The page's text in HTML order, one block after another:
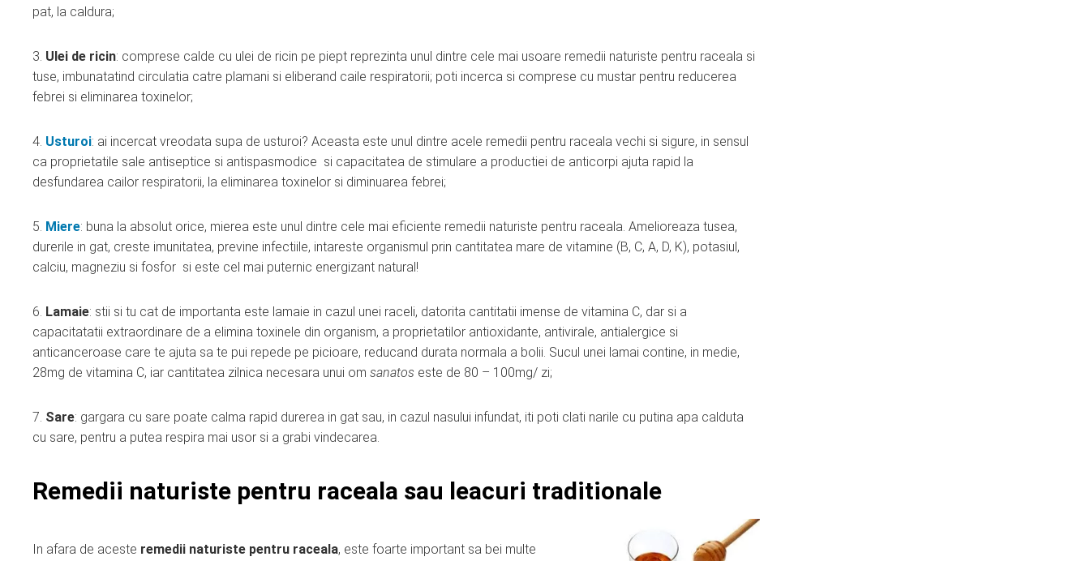
pat, la caldura;
3. Ulei de ricin: comprese calde cu ulei de ricin pe piept reprezinta unul dintre cele mai usoare remedii naturiste pentru raceala si
tuse, imbunatatind circulatia catre plamani si eliberand caile respiratorii; poti incerca si comprese cu mustar pentru reducerea
febrei si eliminarea toxinelor;
4. Usturoi: ai incercat vreodata supa de usturoi? Aceasta este unul dintre acele remedii pentru raceala vechi si sigure, in sensul
ca proprietatile sale antiseptice si antispasmodice si capacitatea de stimulare a productiei de anticorpi ajuta rapid la
desfundarea cailor respiratorii, la eliminarea toxinelor si diminuarea febrei;
5. Miere: buna la absolut orice, mierea este unul dintre cele mai eficiente remedii naturiste pentru raceala. Amelioreaza tusea,
durerile in gat, creste imunitatea, previne infectiile, intareste organismul prin cantitatea mare de vitamine (B, C, A, D, K), potasiul,
calciu, magneziu si fosfor si este cel mai puternic energizant natural!
6. Lamaie: stii si tu cat de importanta este lamaie in cazul unei raceli, datorita cantitatii imense de vitamina C, dar si a
capacitatatii extraordinare de a elimina toxinele din organism, a proprietatilor antioxidante, antivirale, antialergice si
anticanceroase care te ajuta sa te pui repede pe picioare, reducand durata normala a bolii. Sucul unei lamai contine, in medie,
28mg de vitamina C, iar cantitatea zilnica necesara unui om sanatos este de 80 – 100mg/ zi;
7. Sare: gargara cu sare poate calma rapid durerea in gat sau, in cazul nasului infundat, iti poti clati narile cu putina apa calduta
cu sare, pentru a putea respira mai usor si a grabi vindecarea.
Remedii naturiste pentru raceala sau leacuri traditionale
In afara de aceste remedii naturiste pentru raceala, este foarte important sa bei multe